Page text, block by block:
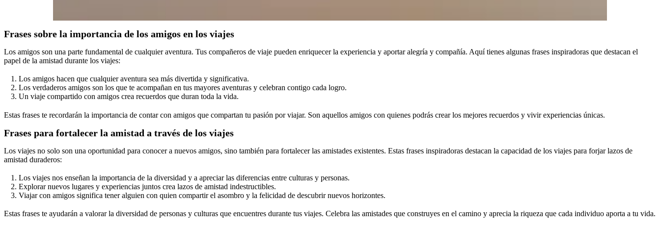
Frases sobre la importancia de los amigos en los viajes
Los amigos son una parte fundamental de cualquier aventura. Tus compañeros de viaje pueden enriquecer la experiencia y aportar alegría y compañía. Aquí tienes algunas frases inspiradoras que destacan el
papel de la amistad durante los viajes:
Los amigos hacen que cualquier aventura sea más divertida y significativa.
Los verdaderos amigos son los que te acompañan en tus mayores aventuras y celebran contigo cada logro.
Un viaje compartido con amigos crea recuerdos que duran toda la vida.
Estas frases te recordarán la importancia de contar con amigos que compartan tu pasión por viajar. Son aquellos amigos con quienes podrás crear los mejores recuerdos y vivir experiencias únicas.
Frases para fortalecer la amistad a través de los viajes
Los viajes no solo son una oportunidad para conocer a nuevos amigos, sino también para fortalecer las amistades existentes. Estas frases inspiradoras destacan la capacidad de los viajes para forjar lazos de
amistad duraderos:
Los viajes nos enseñan la importancia de la diversidad y a apreciar las diferencias entre culturas y personas.
Explorar nuevos lugares y experiencias juntos crea lazos de amistad indestructibles.
Viajar con amigos significa tener alguien con quien compartir el asombro y la felicidad de descubrir nuevos horizontes.
Estas frases te ayudarán a valorar la diversidad de personas y culturas que encuentres durante tus viajes. Celebra las amistades que construyes en el camino y aprecia la riqueza que cada individuo aporta a tu vida.